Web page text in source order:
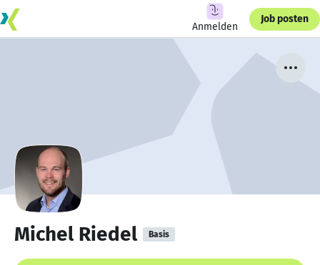
Anmelden
Job posten
Michel Riedel Basis